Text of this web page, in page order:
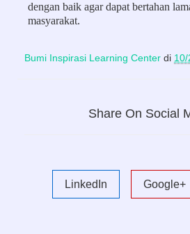
dengan baik agar dapat bertahan
masyarakat.
Bumi Inspirasi Learning Center di
Share On Social
LinkedIn Google+